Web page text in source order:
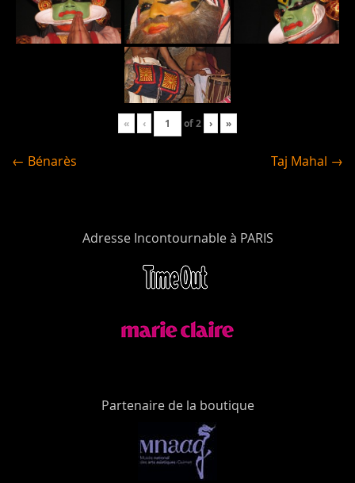
« ‹ of2 › »
← Bénarès Taj Mahal →
Adresse Incontournable à PARIS
Partenaire de la boutique